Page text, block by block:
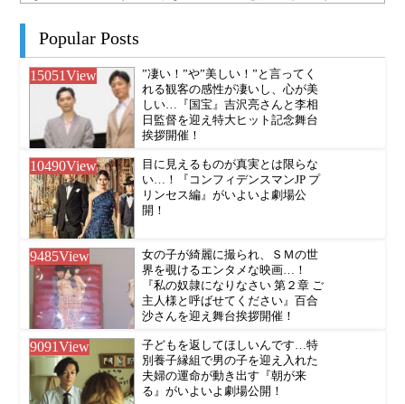
Popular Posts
15051View
”凄い！”や”美しい！”と言ってく
れる観客の感性が凄いし、心が美
しい…『国宝』吉沢亮さんと李相
日監督を迎え特大ヒット記念舞台
挨拶開催！
10490View
目に見えるものが真実とは限らな
い…！『コンフィデンスマンJP プ
リンセス編』がいよいよ劇場公
開！
9485View
女の子が綺麗に撮られ、ＳＭの世
界を覗けるエンタメな映画…！
『私の奴隷になりなさい 第２章 ご
主人様と呼ばせてください』百合
沙さんを迎え舞台挨拶開催！
9091View
子どもを返してほしいんです…特
別養子縁組で男の子を迎え入れた
夫婦の運命が動き出す『朝が来
る』がいよいよ劇場公開！